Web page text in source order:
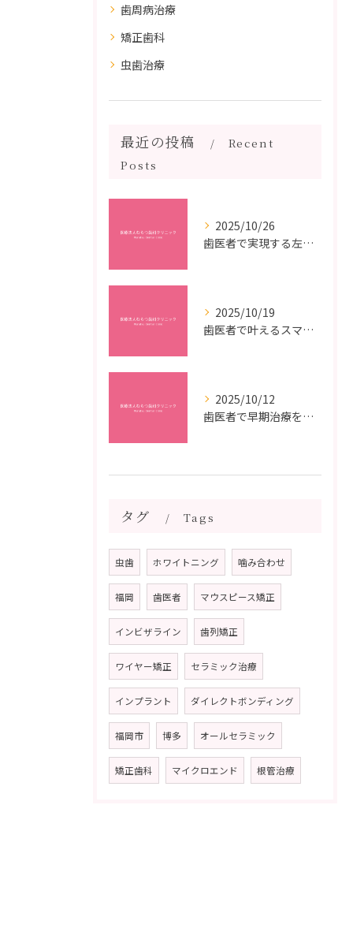
歯周病治療
矯正歯科
虫歯治療
最近の投稿
Recent
Posts
2025/10/26
歯医者で実現する左右対称治療のポイントと矯正治療選びの疑問解決ガイド
2025/10/19
歯医者で叶えるスマイルメイクオーバーなら福岡県福岡市博多区博多駅前の最新矯正治療解説
2025/10/12
歯医者で早期治療を受けるメリットと虫歯悪化を防ぐ最短ステップ
タグ Tags
虫歯 ホワイトニング 噛み合わせ
福岡 歯医者 マウスピース矯正
インビザライン 歯列矯正
ワイヤー矯正 セラミック治療
インプラント ダイレクトボンディング
福岡市 博多 オールセラミック
矯正歯科 マイクロエンド 根管治療